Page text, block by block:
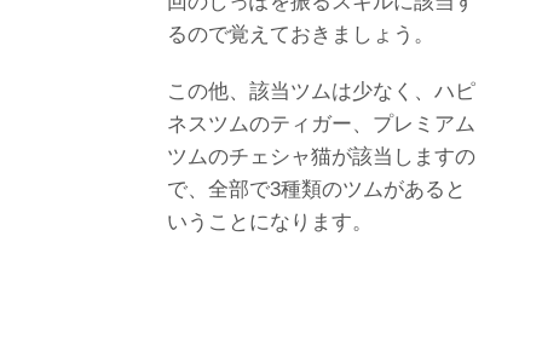
るので覚えておきましょう。
この他、該当ツムは少なく、ハピ
ネスツムのティガー、プレミアム
ツムのチェシャ猫が該当しますの
で、全部で3種類のツムがあると
いうことになります。